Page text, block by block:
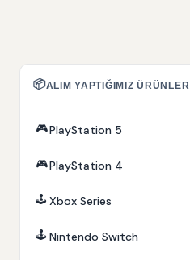
📦ALIM YAPTIĞIMIZ ÜRÜNLER
🎮PlayStation 5
🎮PlayStation 4
🕹️ Xbox Series
🕹️ Nintendo Switch